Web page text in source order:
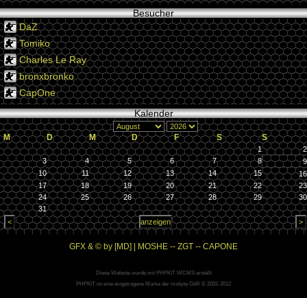
Besucher
DaZ
Tomiko
Charles Le Ray
bronxbronko
CapOne
Kalender
M D M D F S S
1
2
3
4 5 6 7 8
9
10
11 12 13 14 15
16
17
18 19 20 21 22
23
24
25 26 27 28 29
30
31
GFX & © by [MD] | MOSHE -- ZGT -- CAPONE
Diese Website wurde mit PHPKIT WCMS erstellt
PHPKIT ist eine eingetragene Marke der mxbyte GbR © 2002-2012